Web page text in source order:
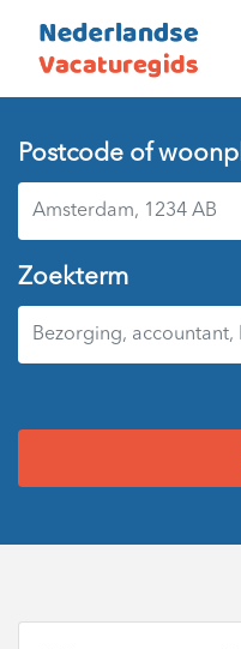
Postcode of
Zoekterm